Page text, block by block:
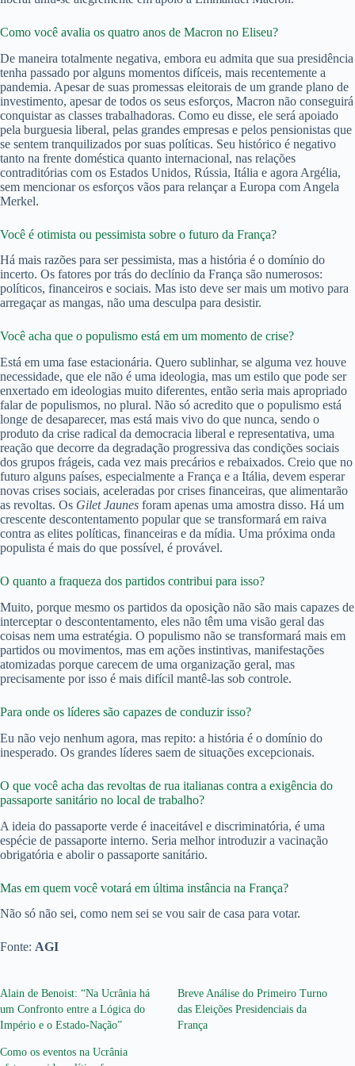
Como você avalia os quatro anos de Macron no Eliseu?
De maneira totalmente negativa, embora eu admita que sua presidência
tenha passado por alguns momentos difíceis, mais recentemente a
pandemia. Apesar de suas promessas eleitorais de um grande plano de
investimento, apesar de todos os seus esforços, Macron não conseguirá
conquistar as classes trabalhadoras. Como eu disse, ele será apoiado
pela burguesia liberal, pelas grandes empresas e pelos pensionistas que
se sentem tranquilizados por suas políticas. Seu histórico é negativo
tanto na frente doméstica quanto internacional, nas relações
contraditórias com os Estados Unidos, Rússia, Itália e agora Argélia,
sem mencionar os esforços vãos para relançar a Europa com Angela
Merkel.
Você é otimista ou pessimista sobre o futuro da França?
Há mais razões para ser pessimista, mas a história é o domínio do
incerto. Os fatores por trás do declínio da França são numerosos:
políticos, financeiros e sociais. Mas isto deve ser mais um motivo para
arregaçar as mangas, não uma desculpa para desistir.
Você acha que o populismo está em um momento de crise?
Está em uma fase estacionária. Quero sublinhar, se alguma vez houve
necessidade, que ele não é uma ideologia, mas um estilo que pode ser
enxertado em ideologias muito diferentes, então seria mais apropriado
falar de populismos, no plural. Não só acredito que o populismo está
longe de desaparecer, mas está mais vivo do que nunca, sendo o
produto da crise radical da democracia liberal e representativa, uma
reação que decorre da degradação progressiva das condições sociais
dos grupos frágeis, cada vez mais precários e rebaixados. Creio que no
futuro alguns países, especialmente a França e a Itália, devem esperar
novas crises sociais, aceleradas por crises financeiras, que alimentarão
as revoltas. Os Gilet Jaunes foram apenas uma amostra disso. Há um
crescente descontentamento popular que se transformará em raiva
contra as elites políticas, financeiras e da mídia. Uma próxima onda
populista é mais do que possível, é provável.
O quanto a fraqueza dos partidos contribui para isso?
Muito, porque mesmo os partidos da oposição não são mais capazes de
interceptar o descontentamento, eles não têm uma visão geral das
coisas nem uma estratégia. O populismo não se transformará mais em
partidos ou movimentos, mas em ações instintivas, manifestações
atomizadas porque carecem de uma organização geral, mas
precisamente por isso é mais difícil mantê-las sob controle.
Para onde os líderes são capazes de conduzir isso?
Eu não vejo nenhum agora, mas repito: a história é o domínio do
inesperado. Os grandes líderes saem de situações excepcionais.
O que você acha das revoltas de rua italianas contra a exigência do
passaporte sanitário no local de trabalho?
A ideia do passaporte verde é inaceitável e discriminatória, é uma
espécie de passaporte interno. Seria melhor introduzir a vacinação
obrigatória e abolir o passaporte sanitário.
Mas em quem você votará em última instância na França?
Não só não sei, como nem sei se vou sair de casa para votar.
Fonte: AGI
Alain de Benoist: “Na Ucrânia há
um Confronto entre a Lógica do
Império e o Estado-Nação”
Breve Análise do Primeiro Turno
das Eleições Presidenciais da
França
Como os eventos na Ucrânia